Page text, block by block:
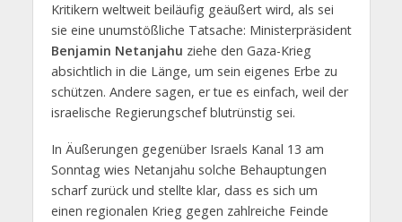
Kritikern weltweit beiläufig geäußert wird, als sei
sie eine unumstößliche Tatsache: Ministerpräsident
Benjamin Netanjahu ziehe den Gaza-Krieg
absichtlich in die Länge, um sein eigenes Erbe zu
schützen. Andere sagen, er tue es einfach, weil der
israelische Regierungschef blutrünstig sei.
In Äußerungen gegenüber Israels Kanal 13 am
Sonntag wies Netanjahu solche Behauptungen
scharf zurück und stellte klar, dass es sich um
einen regionalen Krieg gegen zahlreiche Feinde